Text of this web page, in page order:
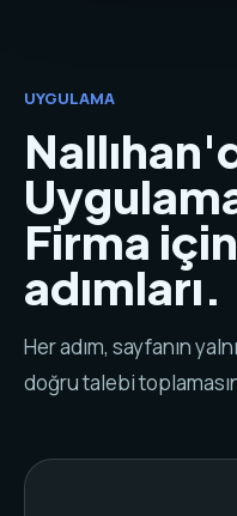
UYGULAMA
Firma
adımları.
Her adım, sayfanın
doğru talebi